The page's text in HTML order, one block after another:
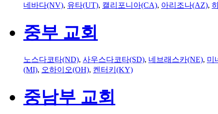
네바다(NV), 유타(UT), 캘리포니아(CA), 아리조나(AZ),
중부 교회
노스다코타(ND), 사우스다코타(SD), 네브래스카(NE), 미
(MI), 오하이오(OH), 켄터키(KY)
중남부 교회